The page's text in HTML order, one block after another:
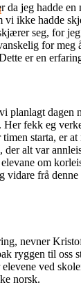
da jeg hadde
vi ikke hadde
seg, for
for meg
er en
planlagt
fekk eg
starta, er
alt var
om
frå
nevner
ryggen til
ved
norsk.